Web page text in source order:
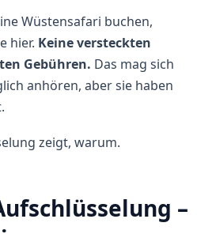
Wüstensafari buchen,
hier. Keine versteckten
Gebühren. Das mag sich
anhören, aber sie haben
zeigt, warum.
–